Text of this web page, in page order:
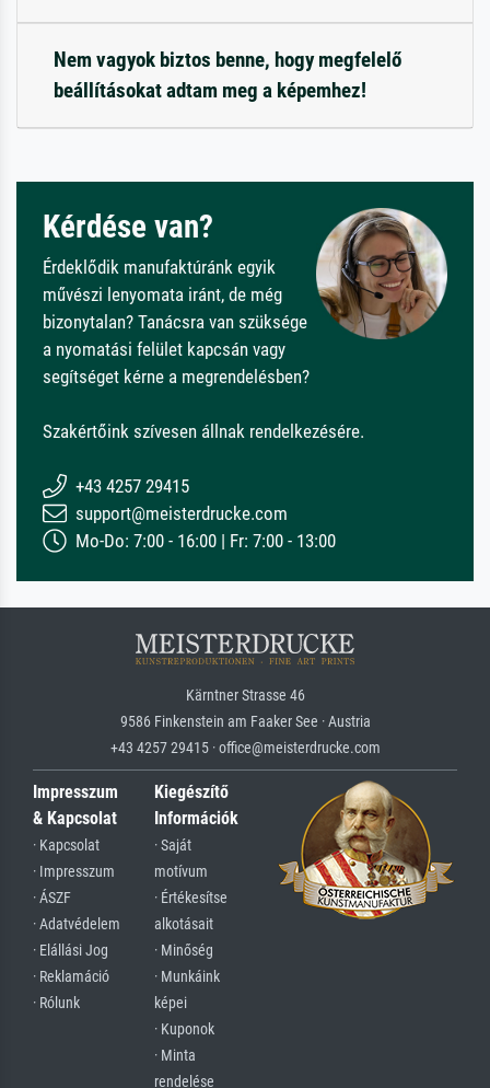
Nem vagyok biztos benne, hogy megfelelő
beállításokat adtam meg a képemhez!
Kérdése van?
Érdeklődik manufaktúránk egyik
művészi lenyomata iránt, de még
bizonytalan? Tanácsra van szüksége
a nyomatási felület kapcsán vagy
segítséget kérne a megrendelésben?
Szakértőink szívesen állnak rendelkezésére.
+43 4257 29415
support@meisterdrucke.com
Mo-Do: 7:00 - 16:00 | Fr: 7:00 - 13:00
Kärntner Strasse 46
9586 Finkenstein am Faaker See · Austria
+43 4257 29415 · office@meisterdrucke.com
Impresszum
& Kapcsolat
· Kapcsolat
· Impresszum
· ÁSZF
· Adatvédelem
· Elállási Jog
· Reklamáció
· Rólunk
Kiegészítő
Információk
· Saját
motívum
· Értékesítse
alkotásait
· Minőség
· Munkáink
képei
· Kuponok
· Minta
rendelése